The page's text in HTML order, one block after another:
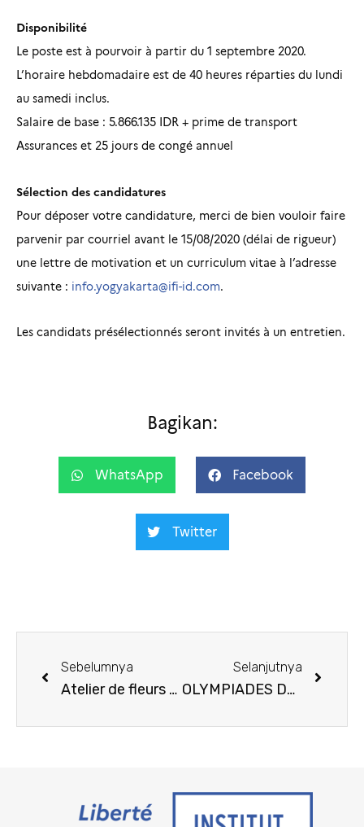
Disponibilité
Le poste est à pourvoir à partir du 1 septembre 2020.
L’horaire hebdomadaire est de 40 heures réparties du lundi
au samedi inclus.
Salaire de base : 5.866.135 IDR + prime de transport
Assurances et 25 jours de congé annuel
Sélection des candidatures
Pour déposer votre candidature, merci de bien vouloir faire
parvenir par courriel avant le 15/08/2020 (délai de rigueur)
une lettre de motivation et un curriculum vitae à l’adresse
suivante : info.yogyakarta@ifi-id.com.
Les candidats présélectionnés seront invités à un entretien.
Bagikan:
WhatsApp Facebook
Twitter
Sebelumnya
Atelier de fleurs séchées
Selanjutnya
OLYMPIADES DU FRANÇAIS 2020 : CONCOURS DE VIDEO CREATIVE POUR LES LYCEENS ÉTAPE DE SELECTION AU NIVEAU DE LA PROVINCE